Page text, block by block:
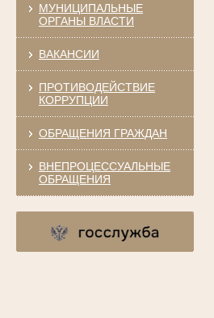
МУНИЦИПАЛЬНЫЕ
ОРГАНЫ ВЛАСТИ
ВАКАНСИИ
ПРОТИВОДЕЙСТВИЕ
КОРРУПЦИИ
ОБРАЩЕНИЯ ГРАЖДАН
ВНЕПРОЦЕССУАЛЬНЫЕ
ОБРАЩЕНИЯ